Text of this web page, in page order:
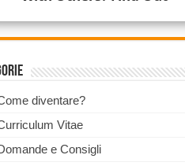
diventare?
Vitae
e Consigli